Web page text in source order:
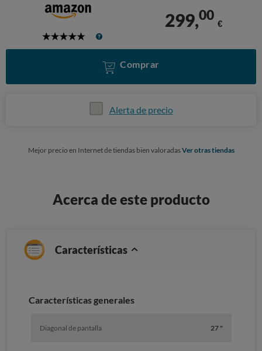
5
299,00
€
Comprar
Alerta de precio
Mejor precio en Internet de tiendas bien valoradasVer otras tiendas
Acerca de este producto
Características
Caracterí­sticas generales
Diagonal de pantalla 27 "